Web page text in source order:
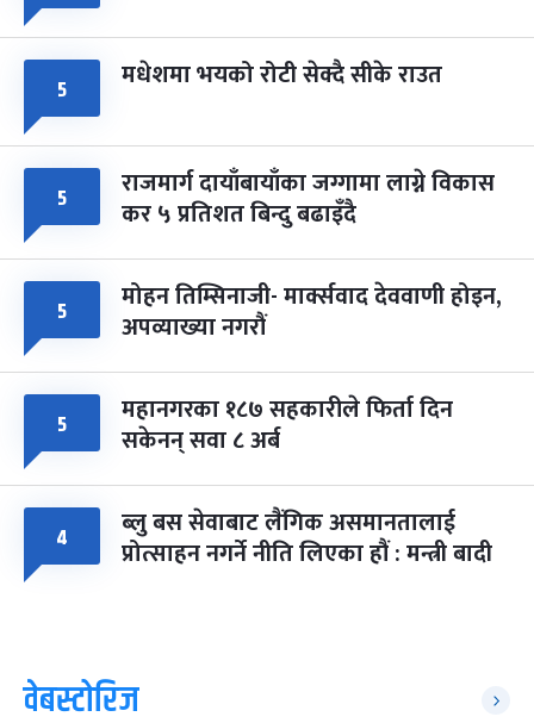
५ मधेशमा भयको रोटी सेक्दै सीके राउत
५ राजमार्ग दायाँबायाँका जग्गामा लाग्ने विकास
कर ५ प्रतिशत बिन्दु बढाइँदै
५ मोहन तिम्सिनाजी- मार्क्सवाद देववाणी होइन,
अपव्याख्या नगरौं
५ महानगरका १८७ सहकारीले फिर्ता दिन
सकेनन् सवा ८ अर्ब
४ ब्लु बस सेवाबाट लैंगिक असमानतालाई
प्रोत्साहन नगर्ने नीति लिएका हौं : मन्त्री बादी
वेबस्टोरिज